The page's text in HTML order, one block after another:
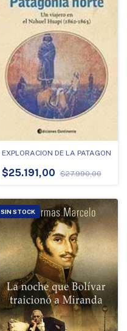
EXPLORACION DE LA PATAGON
$25.191,00 $27.990,00
SIN STOCK